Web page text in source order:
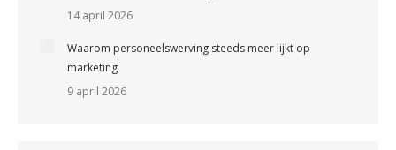
14 april 2026
Waarom personeelswerving steeds meer lijkt op
marketing
9 april 2026